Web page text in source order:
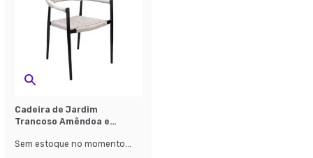
Cadeira de Jardim
Trancoso Amêndoa e
Sem estoque no momento...